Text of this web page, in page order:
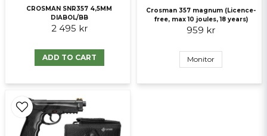
CROSMAN SNR357 4,5MM
DIABOL/BB
2 495 kr
ADD TO CART
Crosman 357 magnum (Licence-
free, max 10 joules, 18 years)
959 kr
Monitor